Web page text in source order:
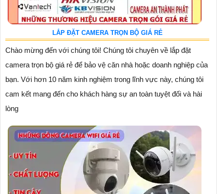
LẮP ĐẶT CAMERA TRỌN BỘ GIÁ RẺ
Chào mừng đến với chúng tôi! Chúng tôi chuyên về lắp đặt
camera trọn bộ giá rẻ để bảo vệ căn nhà hoặc doanh nghiệp của
bạn. Với hơn 10 năm kinh nghiệm trong lĩnh vực này, chúng tôi
cam kết mang đến cho khách hàng sự an toàn tuyệt đối và hài
lòng